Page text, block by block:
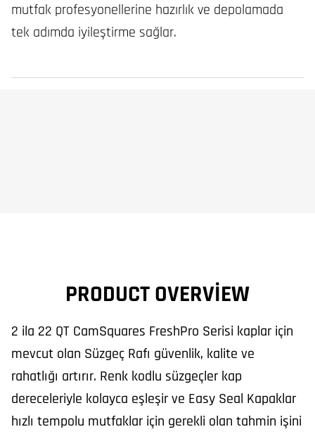
mutfak profesyonellerine hazırlık ve depolamada
tek adımda iyileştirme sağlar.
PRODUCT OVERVIEW
2 ila 22 QT CamSquares FreshPro Serisi kaplar için
mevcut olan Süzgeç Rafı güvenlik, kalite ve
rahatlığı artırır. Renk kodlu süzgeçler kap
dereceleriyle kolayca eşleşir ve Easy Seal Kapaklar
hızlı tempolu mutfaklar için gerekli olan tahmin işini